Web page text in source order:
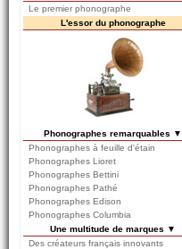
Le premier phonographe
L'essor du phonographe
Phonographes remarquables ▼
Phonographes à feuille d'étain
Phonographes Lioret
Phonographes Bettini
Phonographes Pathé
Phonographes Edison
Phonographes Columbia
Une multitude de marques ▼
Des créateurs français innovants